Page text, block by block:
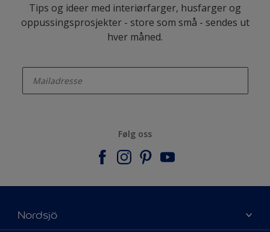
Tips og ideer med interiørfarger, husfarger og
oppussingsprosjekter - store som små - sendes ut
hver måned.
Følg oss
Nordsjö